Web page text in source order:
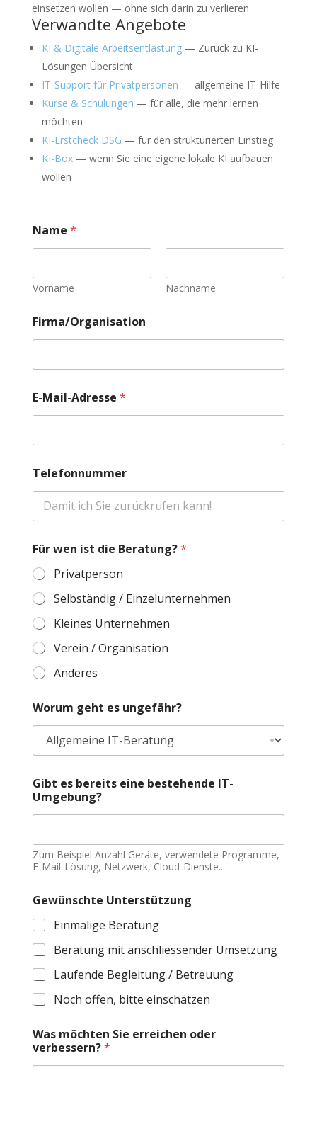
einsetzen wollen — ohne sich darin zu verlieren.
Verwandte Angebote
KI & Digitale Arbeitsentlastung— Zurück zu KI-
Lösungen Übersicht
IT-Support für Privatpersonen — allgemeine IT-Hilfe
Kurse & Schulungen — für alle, die mehr lernen
möchten
KI-Erstcheck DSG — für den strukturierten Einstieg
KI-Box— wenn Sie eine eigene lokale KI aufbauen
wollen
Name *
Vorname Nachname
Firma/Organisation
e
n
e
a
t
u
g
e
E-Mail-Adresse *
Telefonnummer
Für wen ist die Beratung?*
Privatperson
Selbständig / Einzelunternehmen
Kleines Unternehmen
Verein / Organisation
Anderes
Worum geht es ungefähr?
Gibt es bereits eine bestehende IT-
Umgebung?
Zum Beispiel Anzahl Geräte, verwendete Programme,
E-Mail-Lösung, Netzwerk, Cloud-Dienste...
Gewünschte Unterstützung
Einmalige Beratung
Beratung mit anschliessender Umsetzung
Laufende Begleitung / Betreuung
Noch offen, bitte einschätzen
Was möchten Sie erreichen oder
verbessern?*